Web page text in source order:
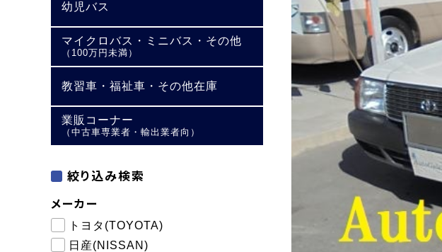
幼児バス
マイクロバス・ミニバス・その他
（100万円未満）
教習車・福祉車・その他在庫
業販コーナー
（中古車専業者・輸出業者向）
絞り込み検索
メーカー
トヨタ(TOYOTA)
日産(NISSAN)